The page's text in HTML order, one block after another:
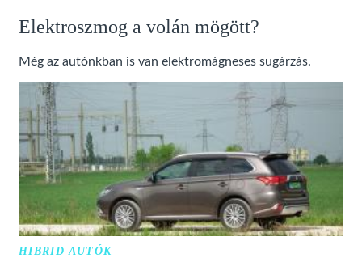
Elektroszmog a volán mögött?
Még az autónkban is van elektromágneses sugárzás.
HIBRID AUTÓK